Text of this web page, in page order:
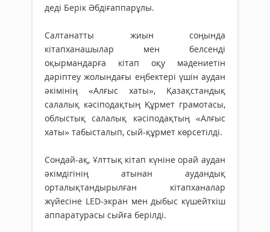
деді Берік Әбдіғаппарұлы.
Салтанатты жиын соңында
кітапханашылар мен белсенді
оқырмандарға кітап оқу мәдениетін
дәріптеу жолындағы еңбектері үшін аудан
әкімінің «Алғыс хаты», Қазақстандық
салалық кәсіподақтың Құрмет грамотасы,
облыстық салалық кәсіподақтың «Алғыс
хаты» табысталып, сый-құрмет көрсетілді.
Сондай-ақ, Ұлттық кітап күніне орай аудан
әкімдігінің атынан аудандық
орталықтандырылған кітапханалар
жүйесіне LED-экран мен дыбыс күшейткіш
аппаратурасы сыйға берілді.